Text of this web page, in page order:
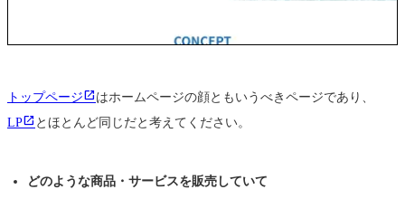
トップページ
はホームページの顔ともいうべきページであり、
LP
とほとんど同じだと考えてください。
どのような商品・サービスを販売していて